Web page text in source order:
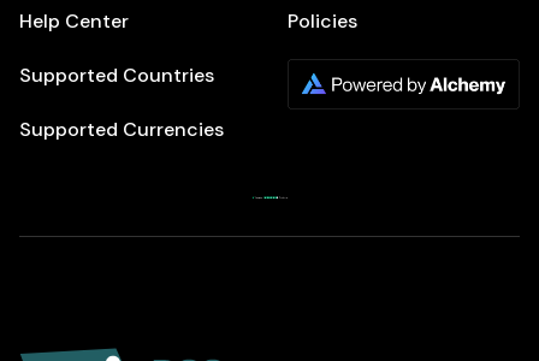
Help Center
Supported Countries
Supported Currencies
Policies